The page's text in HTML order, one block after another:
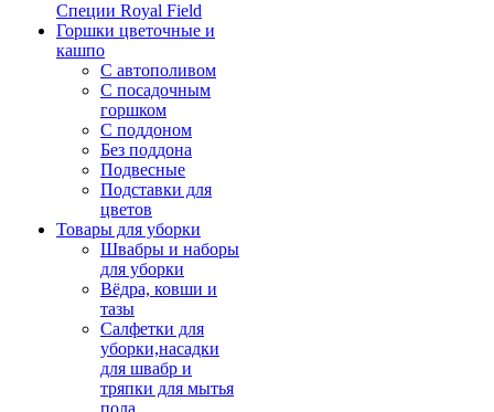
Специи Royal Field
Горшки цветочные и
кашпо
С автополивом
С посадочным
горшком
С поддоном
Без поддона
Подвесные
Подставки для
цветов
Товары для уборки
Швабры и наборы
для уборки
Вёдра, ковши и
тазы
Салфетки для
уборки,насадки
для швабр и
тряпки для мытья
пола